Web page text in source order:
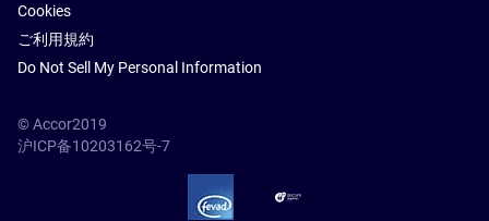
Cookies
ご利用規約
Do Not Sell My Personal Information
© Accor2019
沪ICP备10203162号-7